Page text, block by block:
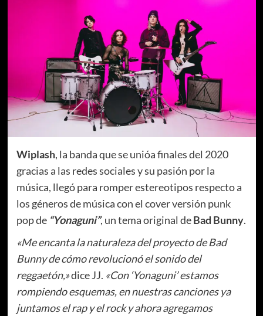
Wiplash, la banda que se unióa finales del 2020
gracias a las redes sociales y su pasión por la
música, llegó para romper estereotipos respecto a
los géneros de música con el cover versión punk
pop de “Yonaguni”, un tema original deBad Bunny.
«Me encanta la naturaleza del proyecto de Bad
Bunny de cómo revolucionó el sonido del
reggaetón,»dice JJ. «Con ‘Yonaguni’ estamos
rompiendo esquemas, en nuestras canciones ya
juntamos el rap y el rock y ahora agregamos